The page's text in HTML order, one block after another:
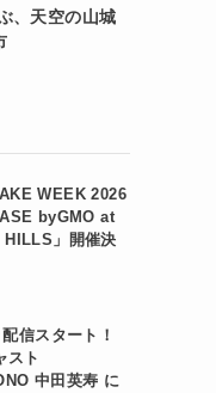
、天空の山城
WEEK 2026
byGMO at
HILLS」開催決
信スタート！
スト
中田英寿 に